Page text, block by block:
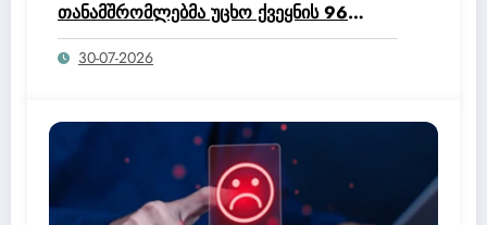
თანამშრომლებმა უცხო ქვეყნის 96
მოქალაქე საქართველოდან გააძევეს –
შსს30-07-2026